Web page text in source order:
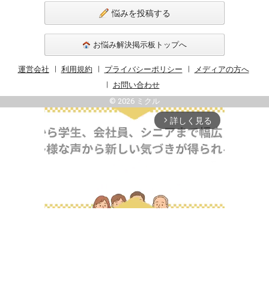
悩みを投稿する
お悩み解決掲示板トップへ
運営会社 利用規約 プライバシーポリシー
メディアの方へ
お問い合わせ
© 2026 ミクル
arrow_forward_ios 詳しく見る